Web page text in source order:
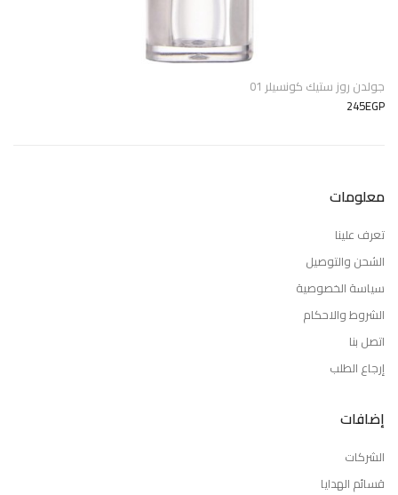
جولدن روز ستيك كونسيلر 01
245EGP
معلومات
تعرف علينا
الشحن والتوصيل
سياسة الخصوصية
الشروط والاحكام
اتصل بنا
إرجاع الطلب
إضافات
الشركات
قسائم الهدايا